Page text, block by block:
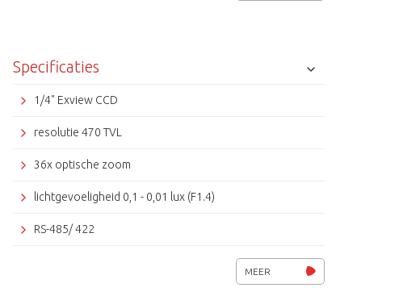
Specificaties
1/4" Exview CCD
resolutie 470 TVL
36x optische zoom
lichtgevoeligheid 0,1 - 0,01 lux (F1.4)
RS-485/ 422
MEER